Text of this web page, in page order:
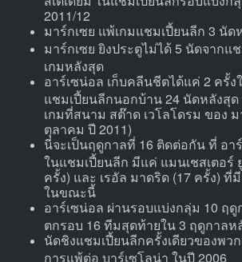
2011/12
มาร์กเซย แพ้เกมแชมเปี้ยนลีก 3 นัด
มาร์กเซย ยิงประตูไม่ได้ 5 นัดจากแ
เกมหลังสุด
อาร์เซน่อล เก็บคลีนชีตได้แค่ 2 ครั้ง
แชมเปี้ยนลีกนอกบ้าน 24 นัดหลังสุ
เกมที่สนาม สต๊าด เวโลโดรม ของ ม
ตุลาคม ปี 2011)
นี่จะเป็นฤดูกาลที่ 16 ติดต่อกัน ที่ อา
ในแชมเปี้ยนลีก มีแค่ แมนเชสเตอร์
ครั้ง) และ เรอัล มาดริด (17 ครั้ง) ที่
ในขณะนี้
อาร์เซน่อล ผ่านรอบแบ่งกลุ่ม 10 ฤ
ตกรอบ 16 ทีมสุดท้ายใน 3 ฤดูกาลห
นัดชิงแชมเปี้ยนลีกครั้งเดียวของพว
การแพ้ต่อ บาร์เซโลน่า ในปี 2006